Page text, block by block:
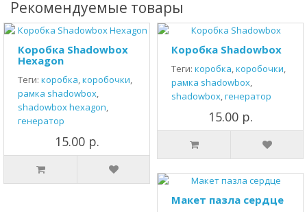
Рекомендуемые товары
Коробка Shadowbox
Hexagon
Теги: коробка,коробочки,
рамка shadowbox,
shadowbox hexagon,
генератор
15.00 р.
Коробка Shadowbox
Теги: коробка,коробочки,
рамка shadowbox,
shadowbox,генератор
15.00 р.
Макет пазла сердце